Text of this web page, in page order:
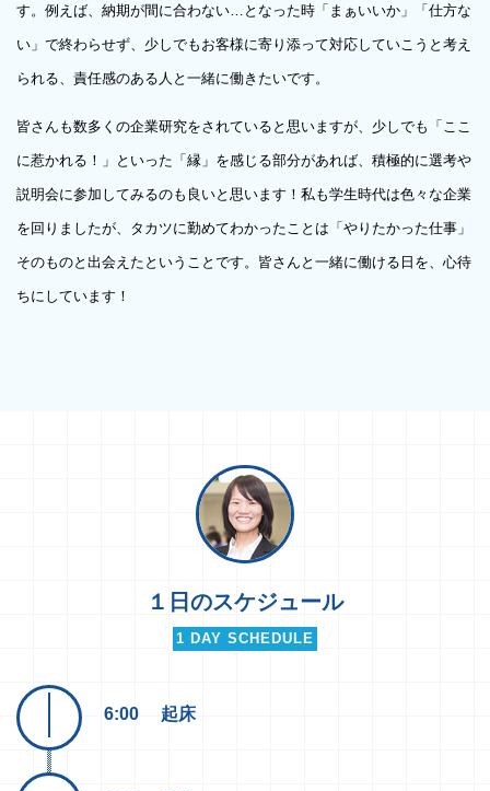
す。例えば、納期が間に合わない…となった時「まぁいいか」「仕方な
い」で終わらせず、少しでもお客様に寄り添って対応していこうと考え
られる、責任感のある人と一緒に働きたいです。
皆さんも数多くの企業研究をされていると思いますが、少しでも「ここ
に惹かれる！」といった「縁」を感じる部分があれば、積極的に選考や
説明会に参加してみるのも良いと思います！私も学生時代は色々な企業
を回りましたが、タカツに勤めてわかったことは「やりたかった仕事」
そのものと出会えたということです。皆さんと一緒に働ける日を、心待
ちにしています！
１日のスケジュール
1 DAY SCHEDULE
6:00 起床